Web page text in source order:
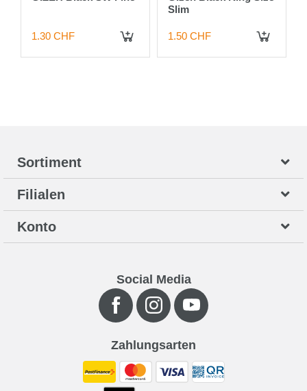
1.30 CHF
Slim
1.50 CHF
Sortiment
Filialen
Konto
Social Media
Zahlungsarten